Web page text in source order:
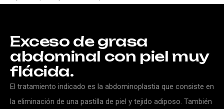
Exceso de grasa
abdominal con piel muy
flácida.
El tratamiento indicado es la abdominoplastia que consiste en
la eliminación de una pastilla de piel y tejido adiposo. También